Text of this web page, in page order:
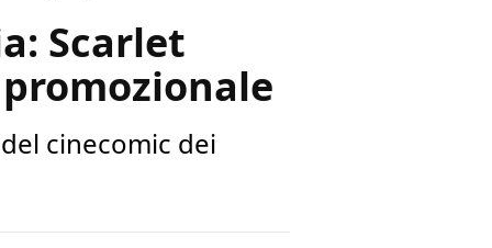
Scarlet
cinecomic dei